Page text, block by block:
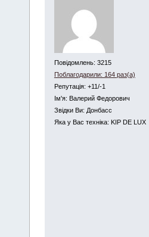
Повідомлень: 3215
Поблагодарили: 164 раз(а)
Репутація: +11/-1
Iм'я: Валерий Федорович
Звідки Ви: Донбасс
Яка у Вас техніка: KIP DE LUX